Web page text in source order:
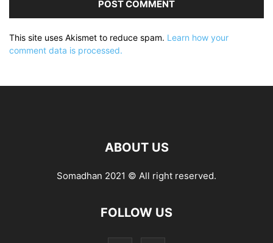
This site uses Akismet to reduce spam. Learn how your
comment data is processed.
ABOUT US
Somadhan 2021 © All right reserved.
FOLLOW US